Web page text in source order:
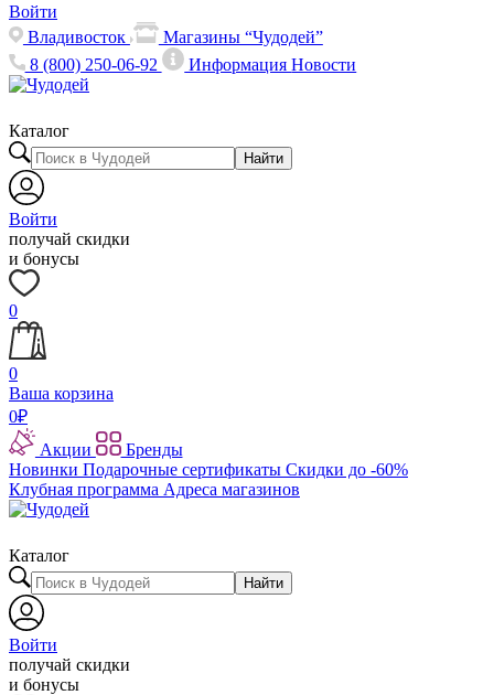
Войти
Владивосток
Магазины “Чудодей”
8 (800) 250-06-92
ИнформацияНовости
Каталог
Найти
Войти
получай скидки
и бонусы
0
0
Ваша корзина
0₽
Акции
Бренды
Новинки Подарочные сертификаты Скидки до -60%
Клубная программа Адреса магазинов
Каталог
Найти
Войти
получай скидки
и бонусы